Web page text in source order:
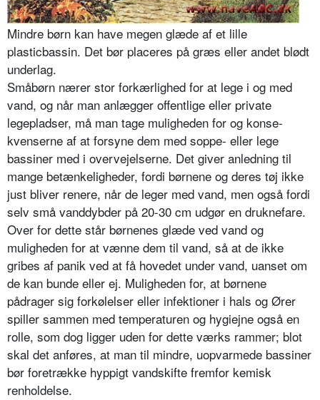
Mindre børn kan have megen glæde af et lille
plasticbassin. Det bør placeres på græs eller andet blødt
underlag.
Småbørn nærer stor forkærlighed for at lege i og med
vand, og når man anlæg­ger offentlige eller private
legepladser, må man tage muligheden for og konse­
kvenserne af at forsyne dem med sop­pe- eller lege
bassiner med i overvejelserne. Det giver anledning til
mange betænkeligheder, fordi børnene og de­res tøj ikke
just bliver renere, når de leger med vand, men også fordi
selv små vanddybder på 20-30 cm udgør en druknefare.
Over for dette står børne­nes glæde ved vand og
muligheden for at vænne dem til vand, så at de ikke
gribes af panik ved at få hovedet under vand, uanset om
de kan bunde eller ej. Muligheden for, at børnene
pådrager sig forkølelser eller infektioner i hals og Ører
spiller sammen med tempera­turen og hygiejne også en
rolle, som dog ligger uden for dette værks ram­mer; blot
skal det anføres, at man til mindre, uopvarmede bassiner
bør fo­retrække hyppigt vandskifte fremfor kemisk
renholdelse.